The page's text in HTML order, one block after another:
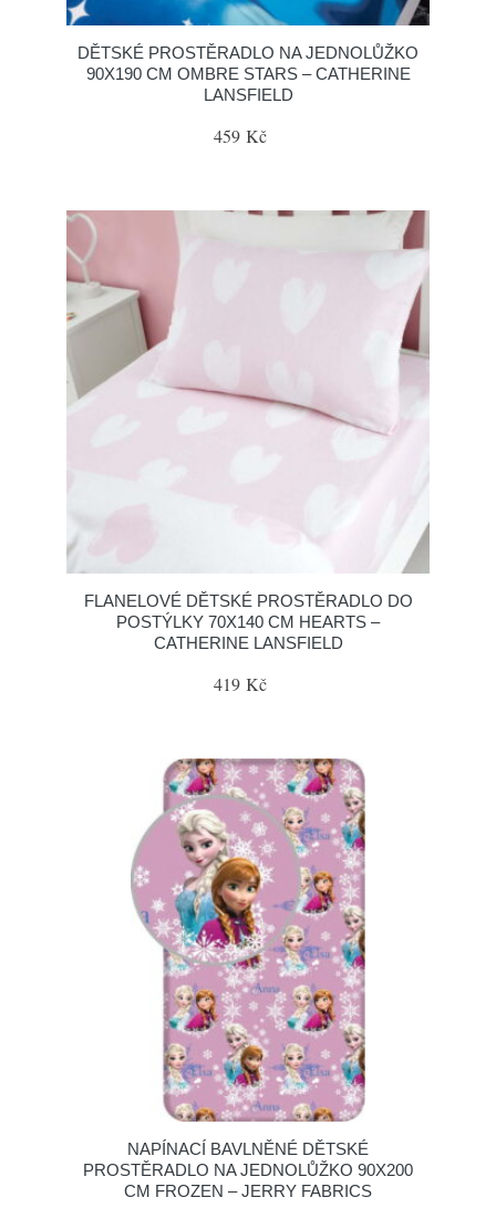
DĚTSKÉ PROSTĚRADLO NA JEDNOLŮŽKO
90X190 CM OMBRE STARS – CATHERINE
LANSFIELD
459 Kč
FLANELOVÉ DĚTSKÉ PROSTĚRADLO DO
POSTÝLKY 70X140 CM HEARTS –
CATHERINE LANSFIELD
419 Kč
NAPÍNACÍ BAVLNĚNÉ DĚTSKÉ
PROSTĚRADLO NA JEDNOLŮŽKO 90X200
CM FROZEN – JERRY FABRICS